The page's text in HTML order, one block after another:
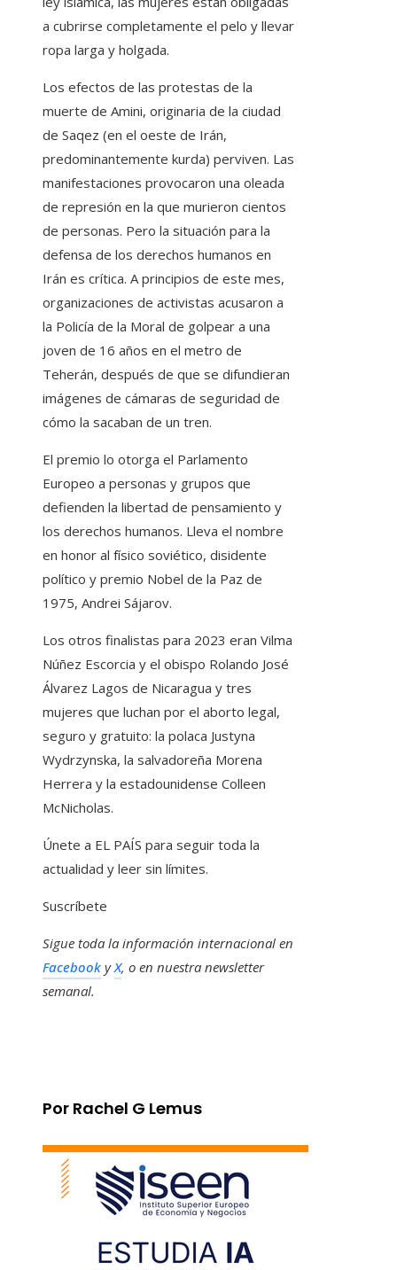
a cubrirse completamente el pelo y llevar
ropa larga y holgada.
Los efectos de las protestas de la
muerte de Amini, originaria de la ciudad
de Saqez (en el oeste de Irán,
predominantemente kurda) perviven. Las
manifestaciones provocaron una oleada
de represión en la que murieron cientos
de personas. Pero la situación para la
defensa de los derechos humanos en
Irán es crítica. A principios de este mes,
organizaciones de activistas acusaron a
la Policía de la Moral de golpear a una
joven de 16 años en el metro de
Teherán, después de que se difundieran
imágenes de cámaras de seguridad de
cómo la sacaban de un tren.
El premio lo otorga el Parlamento
Europeo a personas y grupos que
defienden la libertad de pensamiento y
los derechos humanos. Lleva el nombre
en honor al físico soviético, disidente
político y premio Nobel de la Paz de
1975, Andrei Sájarov.
Los otros finalistas para 2023 eran Vilma
Núñez Escorcia y el obispo Rolando José
Álvarez Lagos de Nicaragua y tres
mujeres que luchan por el aborto legal,
seguro y gratuito: la polaca Justyna
Wydrzynska, la salvadoreña Morena
Herrera y la estadounidense Colleen
McNicholas.
Únete a EL PAÍS para seguir toda la
actualidad y leer sin límites.
Suscríbete
Sigue toda la información internacional en
Facebook yX, o en nuestra newsletter
semanal.
Por Rachel G Lemus